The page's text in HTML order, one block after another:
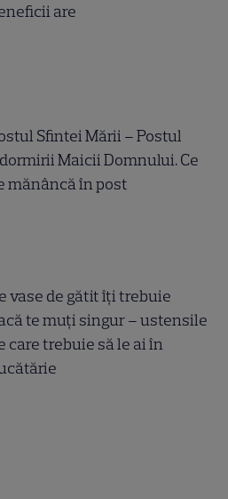
are
Sfintei Mării – Postul
Maicii Domnului. Ce
mănâncă în post
vase de gătit îți trebuie
te muți singur – ustensile
care trebuie să le ai în